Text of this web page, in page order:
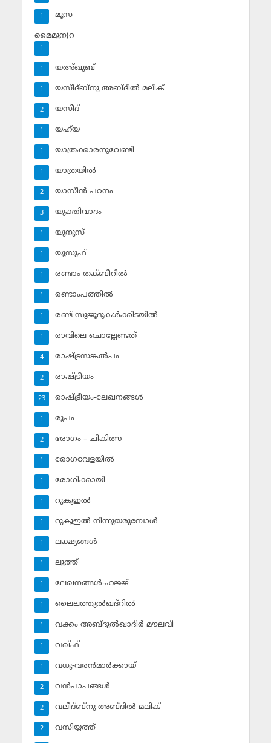
മൂസ
1
മൈമൂന(റ
1
യഅ്ഖൂബ്‌
1
യസീദ്ബ്‌നു അബ്ദില്‍ മലിക്‌
1
യസീദ്‌
2
യഹ്‌യ
1
യാത്രക്കാരനുവേണ്ടി
1
യാത്രയില്‍
1
യാസീന്‍ പഠനം
2
യുക്തിവാദം
3
യൂനുസ്‌
1
യൂസുഫ്‌
1
രണ്ടാം തക്ബീറില്‍
1
രണ്ടാംപത്തില്‍
1
രണ്ട് സുജൂദുകള്‍ക്കിടയില്‍
1
രാവിലെ ചൊല്ലേണ്ടത്
1
രാഷ്ട്രസങ്കല്‍പം
4
രാഷ്ട്രീയം
2
രാഷ്ട്രീയം-ലേഖനങ്ങള്‍
23
രൂപം
1
രോഗം – ചികിത്സ
2
രോഗവേളയില്‍
1
രോഗിക്കായി
1
റുകൂഇല്‍
1
റുകൂഇല്‍ നിന്നുയരുമ്പോള്‍
1
ലക്ഷ്യങ്ങള്‍
1
ലൂത്ത്‌
1
ലേഖനങ്ങള്‍-ഹജ്ജ്‌
1
ലൈലത്തുല്‍ഖദ്‌റില്‍
1
വക്കം അബ്ദുല്‍ഖാദിര്‍ മൗലവി
1
വഖ്ഫ്
1
വധൂ-വരന്‍മാര്‍ക്കായ്
1
വന്‍പാപങ്ങള്‍
2
വലീദ്ബ്‌നു അബ്ദില്‍ മലിക്‌
2
വസിയ്യത്ത്‌
2